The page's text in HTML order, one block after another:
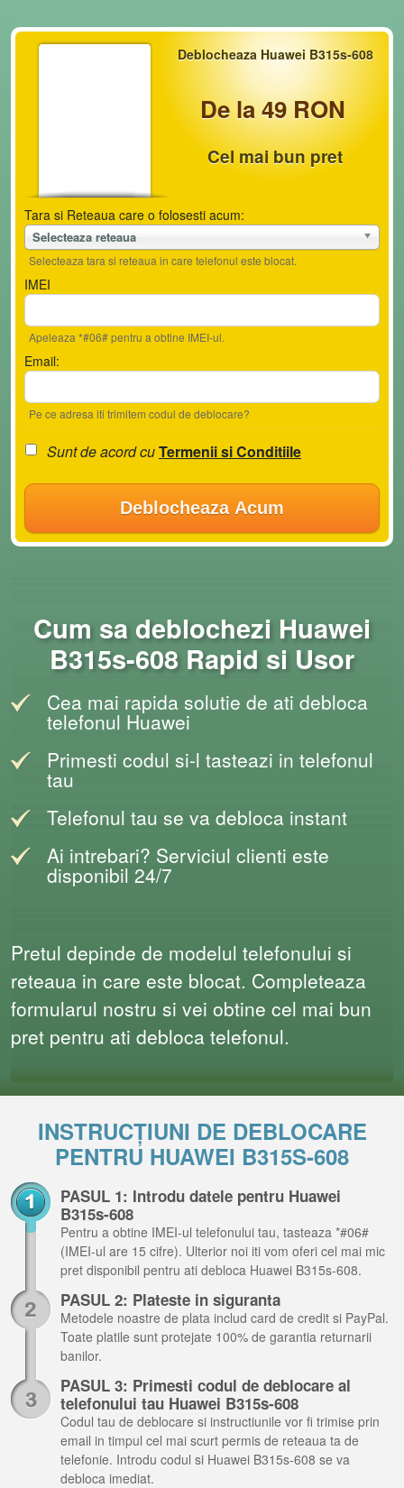
Deblocheaza Huawei B315s-608
De la 49 RON
Cel mai bun pret
Tara si Reteaua care o folosesti acum:
Selecteaza reteaua
Selecteaza tara si reteaua in care telefonul este blocat.
IMEI
Apeleaza *#06# pentru a obtine IMEI-ul.
Email:
Pe ce adresa iti trimitem codul de deblocare?
Sunt de acord cuTermenii si Conditiile
Deblocheaza Acum
Cum sa deblochezi Huawei
B315s-608 Rapid si Usor
Cea mai rapida solutie de ati debloca
telefonul Huawei
Primesti codul si-l tasteazi in telefonul
tau
Telefonul tau se va debloca instant
Ai intrebari? Serviciul clienti este
disponibil 24/7
Pretul depinde de modelul telefonului si
reteaua in care este blocat. Completeaza
formularul nostru si vei obtine cel mai bun
pret pentru ati debloca telefonul.
INSTRUCȚIUNI DE DEBLOCARE
PENTRU HUAWEI B315S-608
PASUL 1: Introdu datele pentru Huawei
B315s-608
Pentru a obtine IMEI-ul telefonului tau, tasteaza *#06#
(IMEI-ul are 15 cifre). Ulterior noi iti vom oferi cel mai mic
pret disponibil pentru ati debloca Huawei B315s-608.
PASUL 2: Plateste in siguranta
Metodele noastre de plata includ card de credit si PayPal.
Toate platile sunt protejate 100% de garantia returnarii
banilor.
PASUL 3: Primesti codul de deblocare al
telefonului tau Huawei B315s-608
Codul tau de deblocare si instructiunile vor fi trimise prin
email in timpul cel mai scurt permis de reteaua ta de
telefonie. Introdu codul si Huawei B315s-608 se va
debloca imediat.